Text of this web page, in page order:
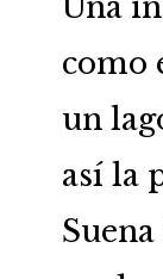
como
un
así la